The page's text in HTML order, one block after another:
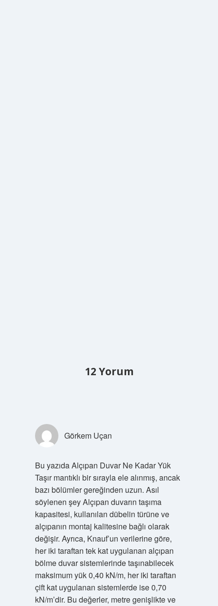
12 Yorum
Görkem Uçan
Bu yazıda Alçıpan Duvar Ne Kadar Yük
Taşır mantıklı bir sırayla ele alınmış, ancak
bazı bölümler gereğinden uzun. Asıl
söylenen şey Alçıpan duvarın taşıma
kapasitesi, kullanılan dübelin türüne ve
alçıpanın montaj kalitesine bağlı olarak
değişir. Ayrıca, Knauf’un verilerine göre,
her iki taraftan tek kat uygulanan alçıpan
bölme duvar sistemlerinde taşınabilecek
maksimum yük 0,40 kN/m, her iki taraftan
çift kat uygulanan sistemlerde ise 0,70
kN/m’dir. Bu değerler, metre genişlikte ve